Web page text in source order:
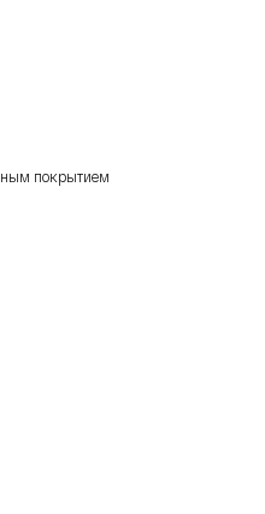
покрытием